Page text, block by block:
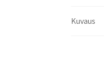
Kuvaus